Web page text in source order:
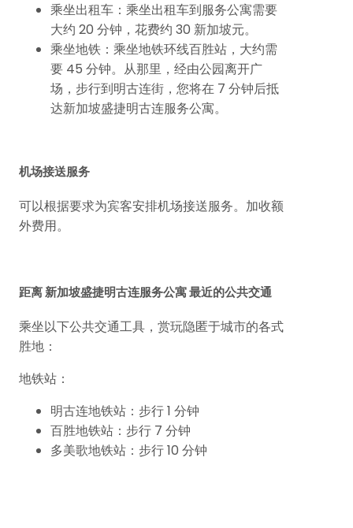
乘坐出租车：乘坐出租车到服务公寓需要
大约 20 分钟，花费约 30 新加坡元。
乘坐地铁：乘坐地铁环线百胜站，大约需
要 45 分钟。从那里，经由公园离开广
场，步行到明古连街，您将在 7 分钟后抵
达新加坡盛捷明古连服务公寓。
机场接送服务
可以根据要求为宾客安排机场接送服务。加收额
外费用。
距离 新加坡盛捷明古连服务公寓 最近的公共交通
乘坐以下公共交通工具，赏玩隐匿于城市的各式
胜地：
地铁站：
明古连地铁站：步行 1 分钟
百胜地铁站：步行 7 分钟
多美歌地铁站：步行 10 分钟